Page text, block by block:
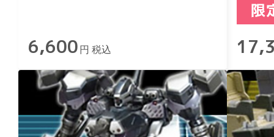
6,600 円 税込